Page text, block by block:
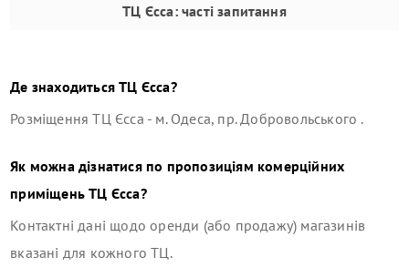
ТЦ Єсса: часті запитання
Де знаходитьсяТЦ Єсса?
РозміщенняТЦ Єсса - м. Одеса, пр. Добровольського .
Як можна дізнатися по пропозиціям комерційних
приміщеньТЦ Єсса?
Контактні дані щодо оренди (або продажу) магазинів
вказані для кожного ТЦ.